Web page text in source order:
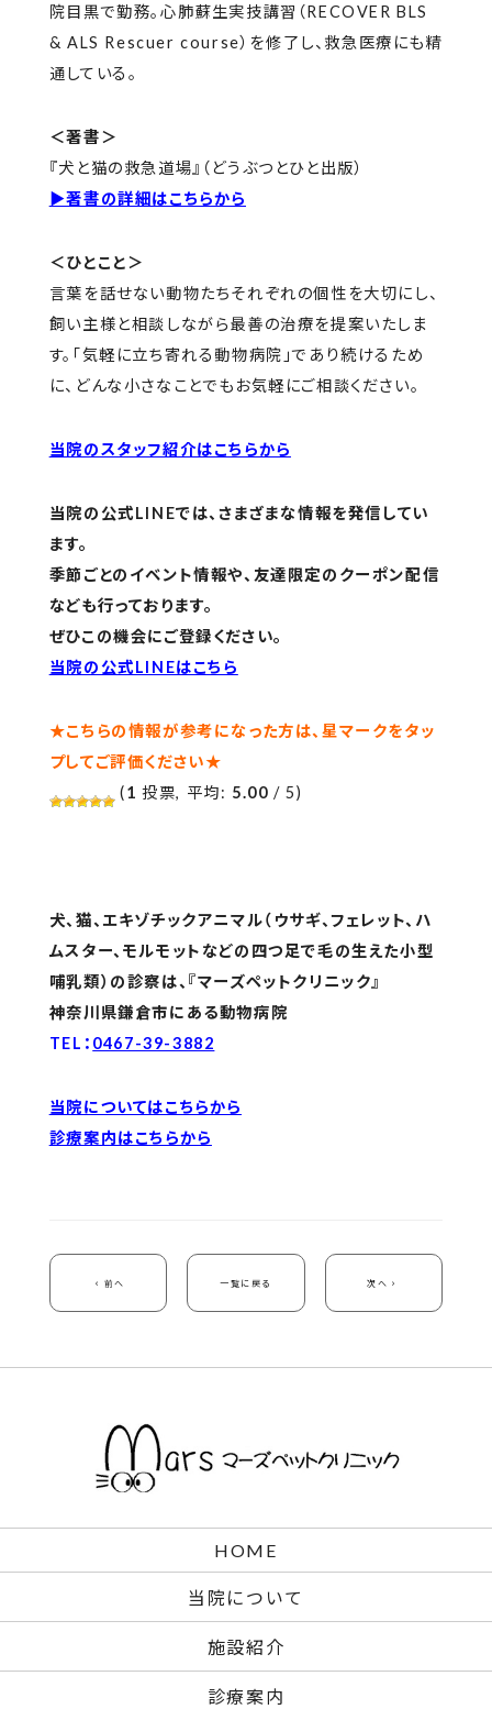
院目黒で勤務。心肺蘇生実技講習（RECOVER BLS
& ALS Rescuer course）を修了し、救急医療にも精
通している。
＜著書＞
『犬と猫の救急道場』（どうぶつとひと出版）
▶著書の詳細はこちらから
＜ひとこと＞
言葉を話せない動物たちそれぞれの個性を大切にし、
飼い主様と相談しながら最善の治療を提案いたしま
す。「気軽に立ち寄れる動物病院」であり続けるため
に、どんな小さなことでもお気軽にご相談ください。
当院のスタッフ紹介はこちらから
当院の公式LINEでは、さまざまな情報を発信してい
ます。
季節ごとのイベント情報や、友達限定のクーポン配信
なども行っております。
ぜひこの機会にご登録ください。
当院の公式LINEはこちら
★こちらの情報が参考になった方は、星マークをタッ
プしてご評価ください★
(1 投票, 平均: 5.00 / 5)
犬、猫、エキゾチックアニマル（ウサギ、フェレット、ハ
ムスター、モルモットなどの四つ足で毛の生えた小型
哺乳類）の診察は、『マーズペットクリニック』
神奈川県鎌倉市にある動物病院
TEL： 0467-39-3882
当院についてはこちらから
診療案内はこちらから
前へ 一覧に戻る 次へ
HOME
当院について
施設紹介
診療案内